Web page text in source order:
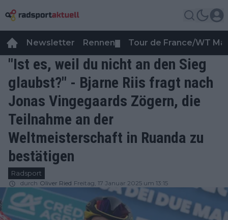
Newsletter Rennen Tour de France/WT
"Ist es, weil du nicht an den Sieg
glaubst?" - Bjarne Riis fragt nach
Jonas Vingegaards Zögern, die
Teilnahme an der
Weltmeisterschaft in Ruanda zu
bestätigen
Radsport
durch Oliver Ried Freitag, 17 Januar 2025 um 13:15